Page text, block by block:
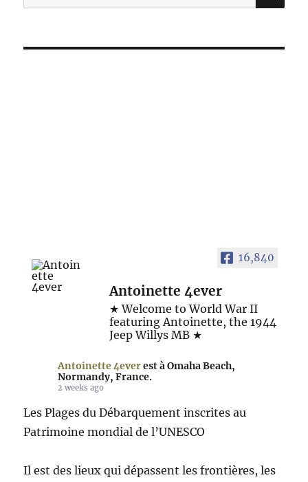
pour :
16,840
Antoinette 4ever
★ Welcome to World War II
featuring Antoinette, the 1944
Jeep Willys MB ★
Antoinette 4everest à Omaha Beach,
Normandy, France.
2 weeks ago
Les Plages du Débarquement inscrites au
Patrimoine mondial de l’UNESCO
Il est des lieux qui dépassent les frontières, les